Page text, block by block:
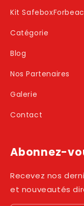
Kit
Catégorie
Blog
Nos Partenaires
Galerie
Contact
Abonnez-
Recevez nos
et nouveautés